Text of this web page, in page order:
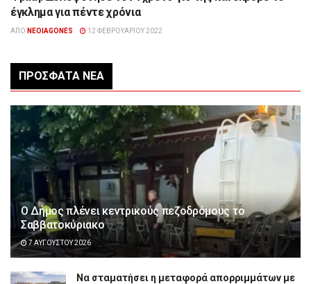
έγκλημα για πέντε χρόνια
ΑΠΌ NEOIAGONES 12 ΦΕΒΡΟΥΑΡΊΟΥ 2022
ΠΡΌΣΦΑΤΑ ΝΈΑ
Ο Δήμος πλένει κεντρικούς πεζοδρόμους το
Σαββατοκύριακο
7 ΑΥΓΟΎΣΤΟΥ 2026
Να σταματήσει η μεταφορά απορριμμάτων με